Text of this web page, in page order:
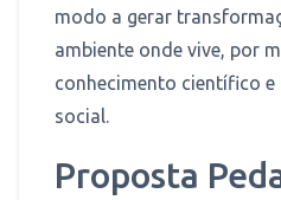
modo a gerar
ambiente onde vive, por
conhecimento científico
social.
Proposta